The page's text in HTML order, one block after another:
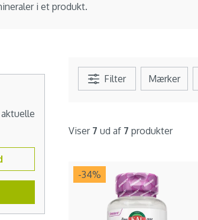
i et produkt.
Filter Mærker
Viser 7 ud af 7 produkter
-34%